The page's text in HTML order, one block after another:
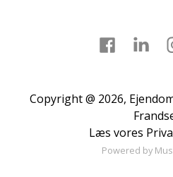
Facebook
Copyright @ 2026,
Læs vores
Powered by